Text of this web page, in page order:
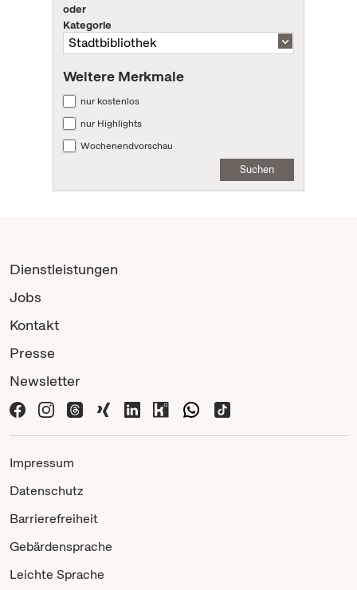
oder
Kategorie
Weitere Merkmale
nur kostenlos
nur Highlights
Wochenendvorschau
Suchen
Dienstleistungen
Jobs
Kontakt
Presse
Newsletter
Impressum
Datenschutz
Barrierefreiheit
Gebärdensprache
Leichte Sprache